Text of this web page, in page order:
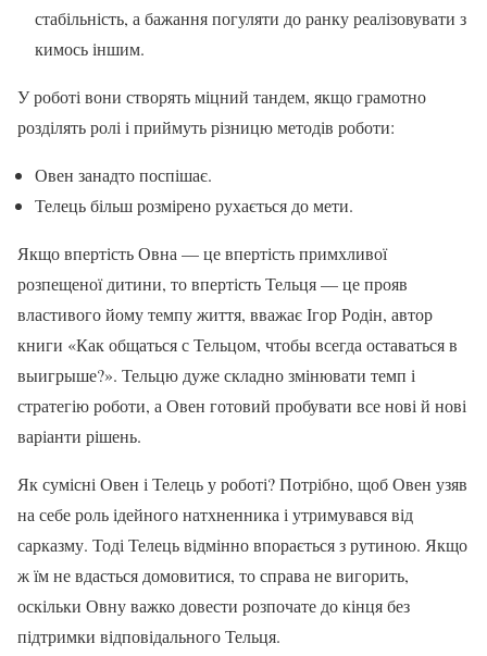
стабільність, а бажання погуляти до ранку реалізовувати з
кимось іншим.
У роботі вони створять міцний тандем, якщо грамотно
розділять ролі і приймуть різницю методів роботи:
Овен занадто поспішає.
Телець більш розмірено рухається до мети.
Якщо впертість Овна — це впертість примхливої
розпещеної дитини, то впертість Тельця — це прояв
властивого йому темпу життя, вважає Ігор Родін, автор
книги «Как общаться с Тельцом, чтобы всегда оставаться в
выигрыше?». Тельцю дуже складно змінювати темп і
стратегію роботи, а Овен готовий пробувати все нові й нові
варіанти рішень.
Як сумісні Овен і Телець у роботі? Потрібно, щоб Овен узяв
на себе роль ідейного натхненника і утримувався від
сарказму. Тоді Телець відмінно впорається з рутиною. Якщо
ж їм не вдасться домовитися, то справа не вигорить,
оскільки Овну важко довести розпочате до кінця без
підтримки відповідального Тельця.